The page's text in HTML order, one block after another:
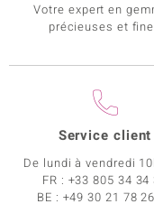
Votre expert en
précieuses et
Service client
De lundi à vendredi
FR : +33 805 34 34
BE : +49 30 21 78